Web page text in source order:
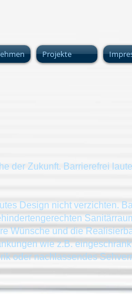
Projekte
der Zukunft. Barrierefrei
Design nicht verzichten.
Wünsche und die
wie z.B.
oder nachlassendes